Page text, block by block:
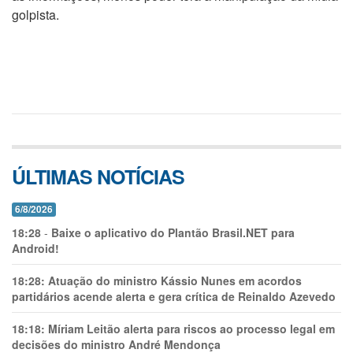
golpista.
ÚLTIMAS NOTÍCIAS
6/8/2026
18:28 - Baixe o aplicativo do Plantão Brasil.NET para
Android!
18:28: Atuação do ministro Kássio Nunes em acordos
partidários acende alerta e gera crítica de Reinaldo Azevedo
18:18: Míriam Leitão alerta para riscos ao processo legal em
decisões do ministro André Mendonça